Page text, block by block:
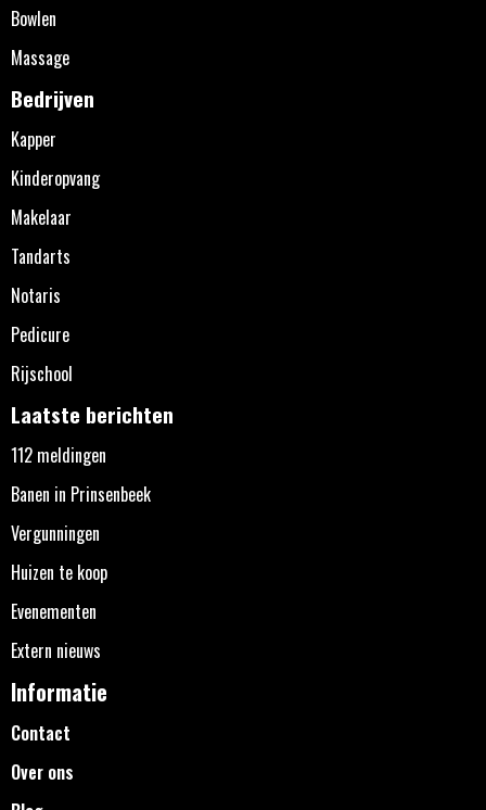
Bowlen
Massage
Bedrijven
Kapper
Kinderopvang
Makelaar
Tandarts
Notaris
Pedicure
Rijschool
Laatste berichten
112 meldingen
Banen in Prinsenbeek
Vergunningen
Huizen te koop
Evenementen
Extern nieuws
Informatie
Contact
Over ons